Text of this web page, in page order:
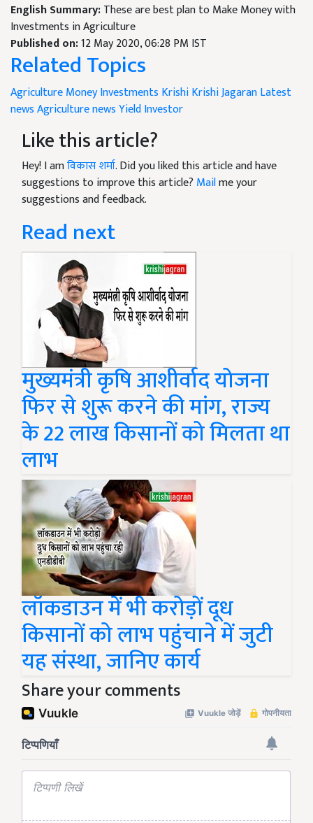
English Summary:These are best plan to Make Money with
Investments in Agriculture
Published on:12 May 2020, 06:28 PM IST
Related Topics
AgricultureMoneyInvestments KrishiKrishi JagaranLatest
newsAgriculture newsYieldInvestor
Like this article?
Hey! I amविकास शर्मा. Did you liked this article and have
suggestions to improve this article? Mailme your
suggestions and feedback.
Read next
मुख्यमंत्री कृषि आशीर्वाद योजना
फिर से शुरू करने की मांग, राज्य
के 22 लाख किसानों को मिलता था
लाभ
लॉकडाउन में भी करोड़ों दूध
किसानों को लाभ पहुंचाने में जुटी
यह संस्था, जानिए कार्य
Share your comments